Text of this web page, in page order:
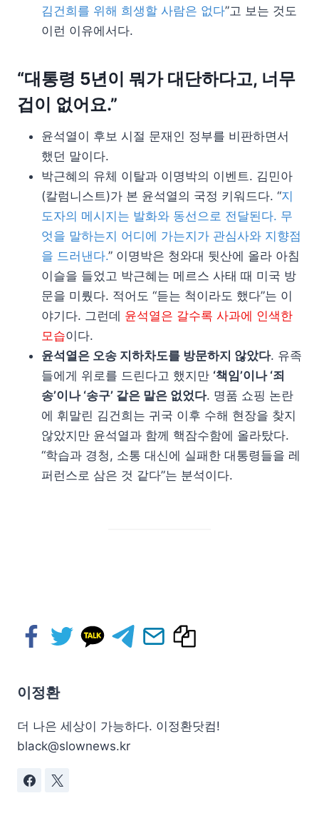
김건희를 위해 희생할 사람은 없다”고 보는 것도
이런 이유에서다.
“대통령 5년이 뭐가 대단하다고, 너무
겁이 없어요.”
윤석열이 후보 시절 문재인 정부를 비판하면서
했던 말이다.
박근혜의 유체 이탈과 이명박의 이벤트. 김민아
(칼럼니스트)가 본 윤석열의 국정 키워드다. “지
도자의 메시지는 발화와 동선으로 전달된다. 무
엇을 말하는지 어디에 가는지가 관심사와 지향점
을 드러낸다.” 이명박은 청와대 뒷산에 올라 아침
이슬을 들었고 박근혜는 메르스 사태 때 미국 방
문을 미뤘다. 적어도 “듣는 척이라도 했다”는 이
야기다. 그런데 윤석열은 갈수록 사과에 인색한
모습이다.
윤석열은 오송 지하차도를 방문하지 않았다. 유족
들에게 위로를 드린다고 했지만 ‘책임’이나 ‘죄
송’이나 ‘송구’ 같은 말은 없었다. 명품 쇼핑 논란
에 휘말린 김건희는 귀국 이후 수해 현장을 찾지
않았지만 윤석열과 함께 핵잠수함에 올라탔다.
“학습과 경청, 소통 대신에 실패한 대통령들을 레
퍼런스로 삼은 것 같다”는 분석이다.
이정환
더 나은 세상이 가능하다. 이정환닷컴!
black@slownews.kr